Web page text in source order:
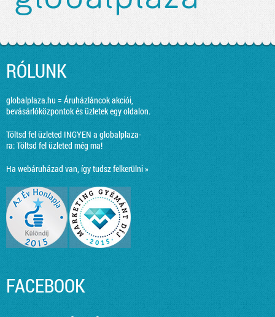
RÓLUNK
globalplaza.hu = Áruházláncok akciói,
bevásárlóközpontok és üzletek egy oldalon.
Töltsd fel üzleted INGYEN a globalplaza-
ra:Töltsd fel üzleted még ma!
Ha webáruházad van, így tudsz felkerülni »
FACEBOOK